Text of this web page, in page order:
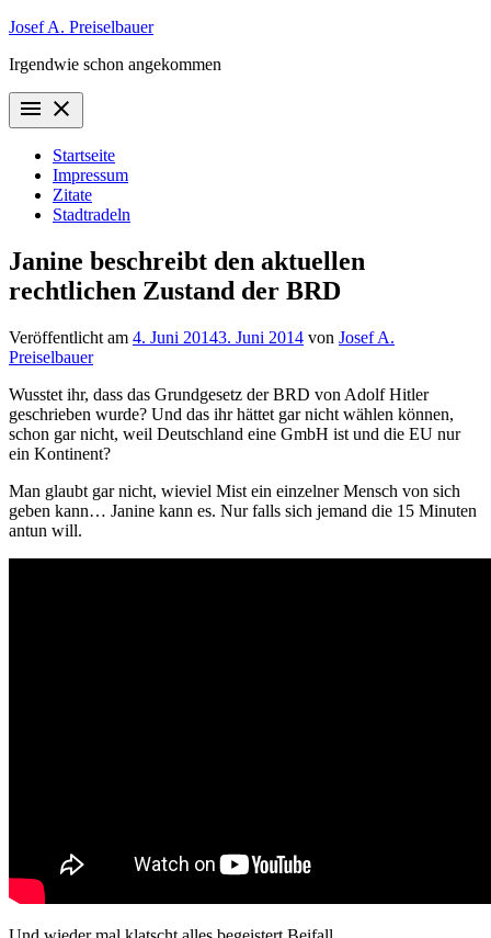
Zum
springen
Josef A. Preiselbauer
Irgendwie schon angekommen
menu close
Startseite
Impressum
Zitate
Stadtradeln
Janine beschreibt den aktuellen
rechtlichen Zustand der BRD
Veröffentlicht am 4. Juni 20143. Juni 2014 von Josef A.
Preiselbauer
Wusstet ihr, dass das Grundgesetz der BRD von Adolf Hitler
geschrieben wurde? Und das ihr hättet gar nicht wählen können,
schon gar nicht, weil Deutschland eine GmbH ist und die EU nur
ein Kontinent?
Man glaubt gar nicht, wieviel Mist ein einzelner Mensch von sich
geben kann… Janine kann es. Nur falls sich jemand die 15 Minuten
antun will.